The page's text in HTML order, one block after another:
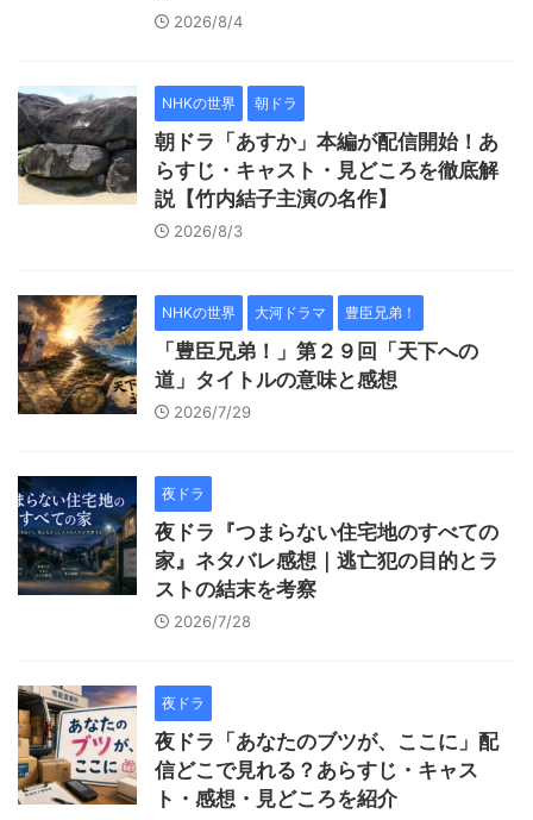
2026/8/4
NHKの世界 朝ドラ
朝ドラ「あすか」本編が配信開始！あ
らすじ・キャスト・見どころを徹底解
説【竹内結子主演の名作】
2026/8/3
NHKの世界 大河ドラマ 豊臣兄弟！
「豊臣兄弟！」第２９回「天下への
道」タイトルの意味と感想
2026/7/29
夜ドラ
夜ドラ『つまらない住宅地のすべての
家』ネタバレ感想｜逃亡犯の目的とラ
ストの結末を考察
2026/7/28
夜ドラ
夜ドラ「あなたのブツが、ここに」配
信どこで見れる？あらすじ・キャス
ト・感想・見どころを紹介